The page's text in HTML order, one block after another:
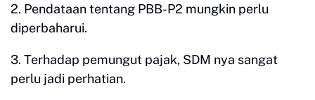
2. Pendataan tentang PBB-P2 mungkin perlu
diperbaharui.
3. Terhadap pemungut pajak, SDM nya sangat
perlu jadi perhatian.